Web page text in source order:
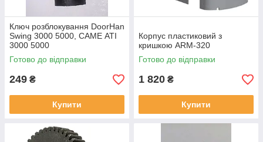
Ключ розблокування DoorHan
Swing 3000 5000, САМЕ ATI
3000 5000
Готово до відправки
249 ₴
Купити
Корпус пластиковий з
кришкою ARM-320
Готово до відправки
1 820 ₴
Купити